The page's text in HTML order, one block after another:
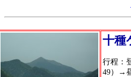
十種
行程：
49）→